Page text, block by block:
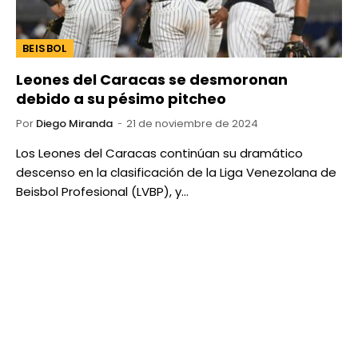
BEISBOL
Leones del Caracas se desmoronan
debido a su pésimo pitcheo
Por Diego Miranda 21 de noviembre de 2024
Los Leones del Caracas continúan su dramático
descenso en la clasificación de la Liga Venezolana de
Beisbol Profesional (LVBP), y…